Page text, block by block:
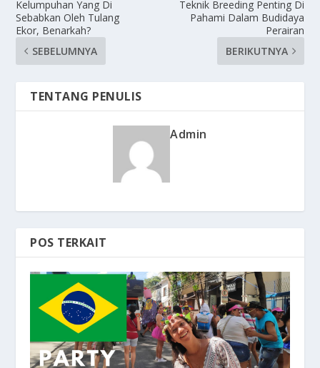
Kelumpuhan Yang Di
Sebabkan Oleh Tulang
Ekor, Benarkah?
SEBELUMNYA
Teknik Breeding Penting Di
Pahami Dalam Budidaya
Perairan
BERIKUTNYA
TENTANG PENULIS
Admin
POS TERKAIT